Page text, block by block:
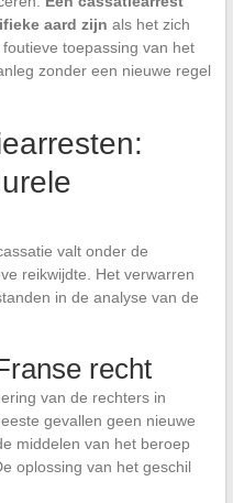
aard zijn als het zich
toepassing van het
zonder een nieuwe regel
valt onder de
reikwijdte. Het verwarren
in de analyse van de
recht
van de rechters in
gevallen geen nieuwe
middelen van het beroep
oplossing van het geschil